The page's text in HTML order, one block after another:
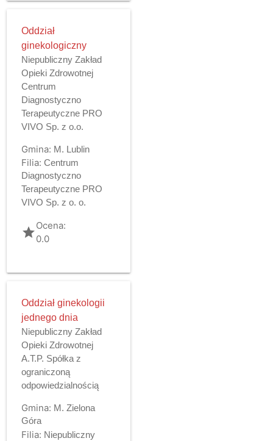
Oddział
ginekologiczny
Niepubliczny Zakład
Opieki Zdrowotnej
Centrum
Diagnostyczno
Terapeutyczne PRO
VIVO Sp. z o.o.
Gmina: M. Lublin
Filia: Centrum
Diagnostyczno
Terapeutyczne PRO
VIVO Sp. z o. o.
gradeOcena:
0.0
Oddział ginekologii
jednego dnia
Niepubliczny Zakład
Opieki Zdrowotnej
A.T.P. Spółka z
ograniczoną
odpowiedzialnością
Gmina: M. Zielona
Góra
Filia: Niepubliczny